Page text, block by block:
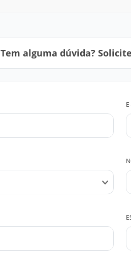
Tem alguma dúvida?